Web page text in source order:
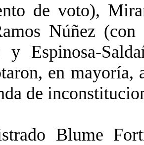
de voto),
Núñez
y Espinosa-
en mayoría,
de
Blume